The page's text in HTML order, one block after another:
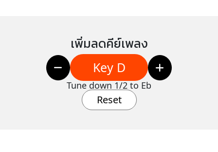
เพิ่มลดคีย์เพลง
Key D
Tune down 1/2 to Eb
Reset